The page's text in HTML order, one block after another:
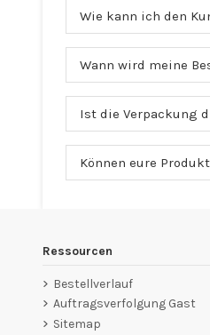
Wie kann ich den
Wann wird meine
Ist die Verpackung
Können eure
Ressourcen
Bestellverlauf
Auftragsverfolgung Gast
Sitemap